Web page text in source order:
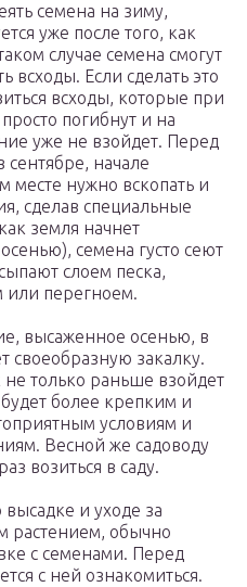
семена на зиму,
уже после того, как
случае семена смогут
всходы. Если сделать это
всходы, которые при
погибнут и на
уже не взойдет. Перед
начале
месте нужно вскопать и
сделав специальные
земля начнет
семена густо сеют
слоем песка,
или перегноем.
высаженное осенью, в
своеобразную закалку.
не только раньше взойдет
более крепким и
условиям и
Весной же садоводу
возиться в саду.
и уходе за
растением, обычно
с семенами. Перед
с ней ознакомиться.